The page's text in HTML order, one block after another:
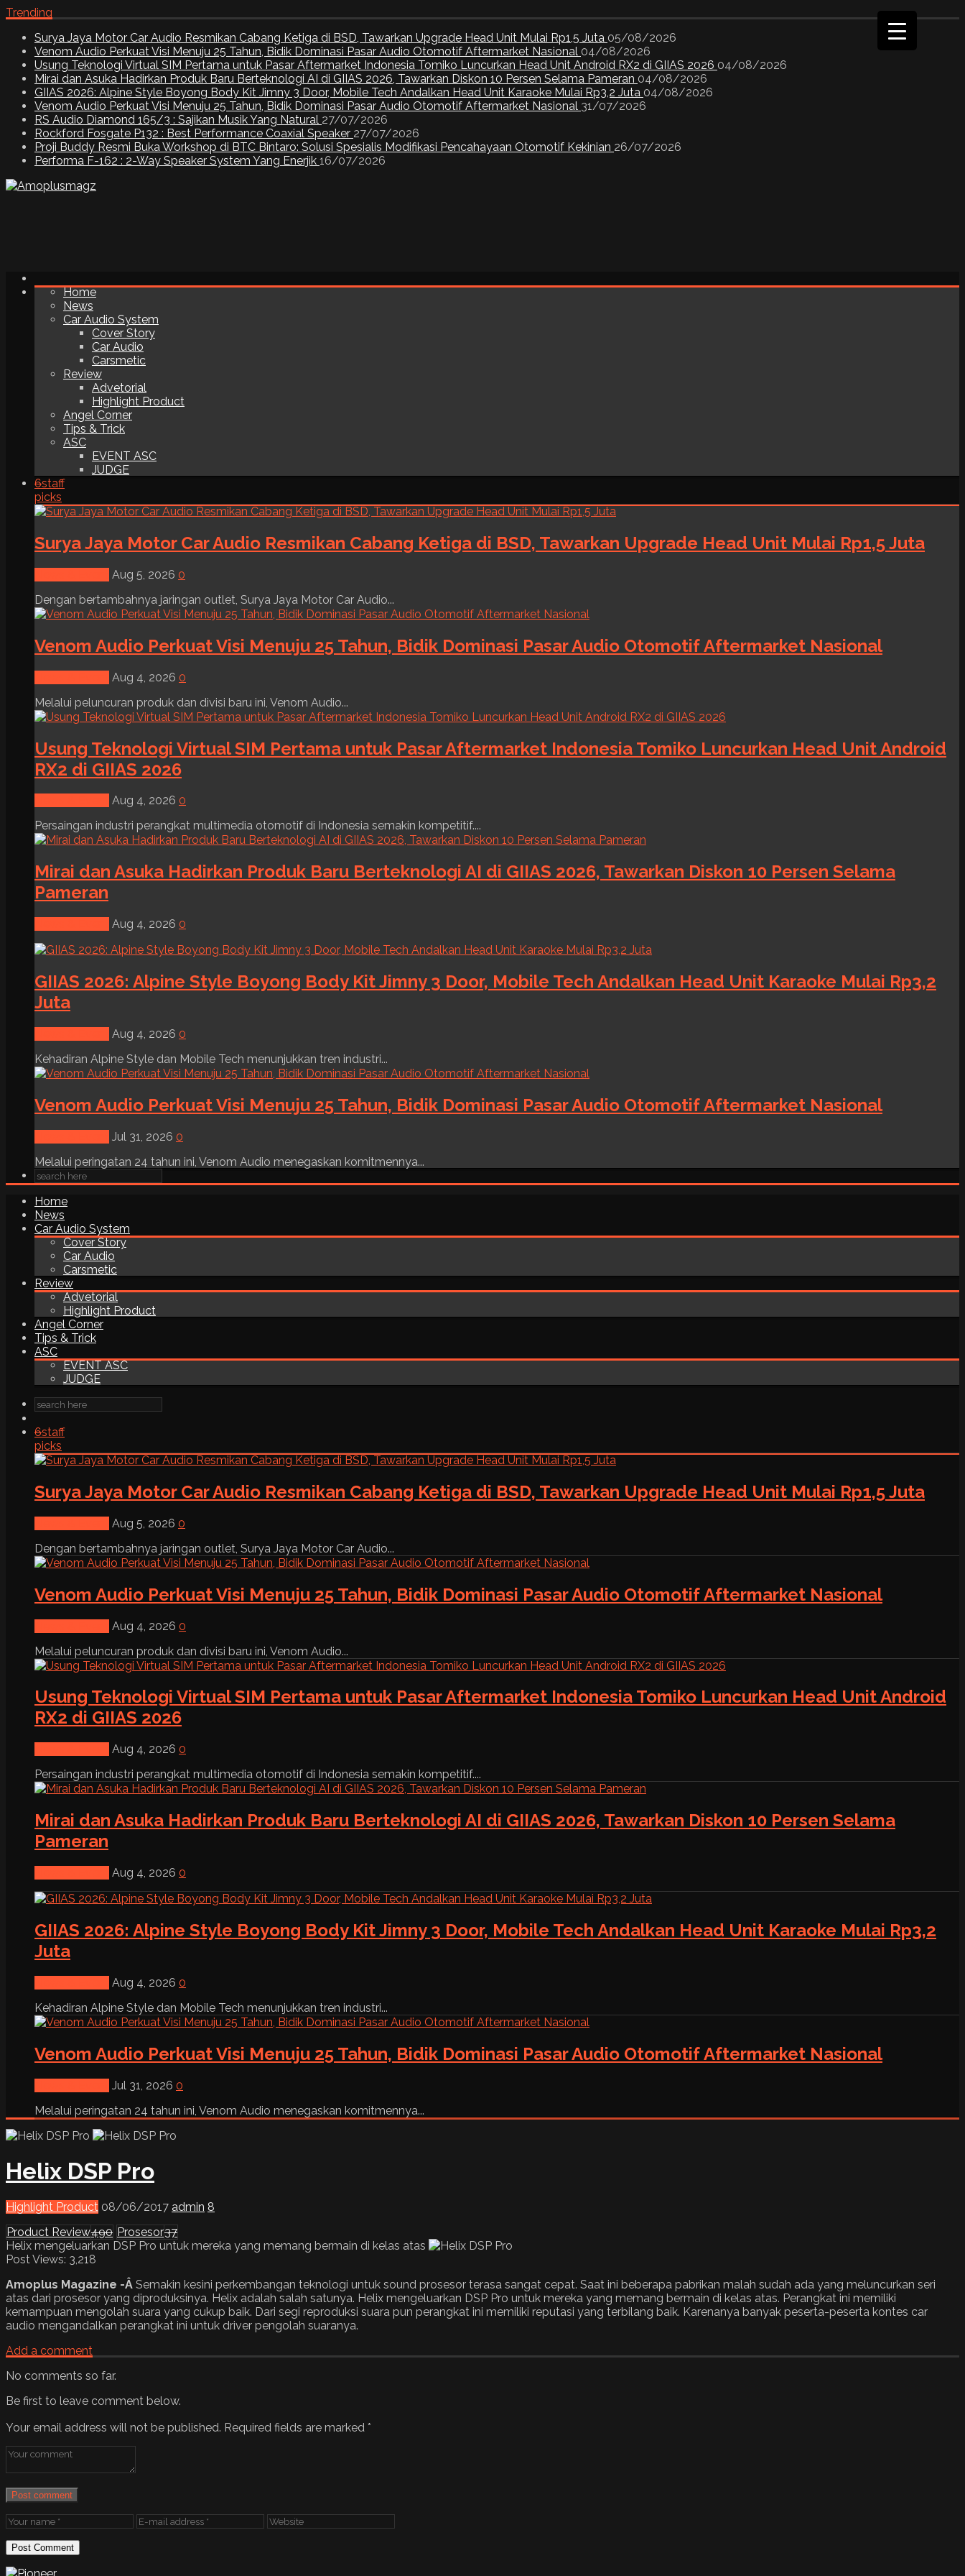
Trending
Surya Jaya Motor Car Audio Resmikan Cabang Ketiga di BSD, Tawarkan Upgrade Head Unit Mulai Rp1,5 Juta 05/08/2026
Venom Audio Perkuat Visi Menuju 25 Tahun, Bidik Dominasi Pasar Audio Otomotif Aftermarket Nasional 04/08/2026
Usung Teknologi Virtual SIM Pertama untuk Pasar Aftermarket Indonesia Tomiko Luncurkan Head Unit Android RX2 di GIIAS 2026 04/08/2026
Mirai dan Asuka Hadirkan Produk Baru Berteknologi AI di GIIAS 2026, Tawarkan Diskon 10 Persen Selama Pameran 04/08/2026
GIIAS 2026: Alpine Style Boyong Body Kit Jimny 3 Door, Mobile Tech Andalkan Head Unit Karaoke Mulai Rp3,2 Juta 04/08/2026
Venom Audio Perkuat Visi Menuju 25 Tahun, Bidik Dominasi Pasar Audio Otomotif Aftermarket Nasional 31/07/2026
RS Audio Diamond 165/3 : Sajikan Musik Yang Natural 27/07/2026
Rockford Fosgate P132 : Best Performance Coaxial Speaker 27/07/2026
Proji Buddy Resmi Buka Workshop di BTC Bintaro: Solusi Spesialis Modifikasi Pencahayaan Otomotif Kekinian 26/07/2026
Performa F-162 : 2-Way Speaker System Yang Enerjik 16/07/2026
Home
News
Car Audio System
Cover Story
Car Audio
Carsmetic
Review
Advetorial
Highlight Product
Angel Corner
Tips & Trick
ASC
EVENT ASC
JUDGE
6staff
picks
Surya Jaya Motor Car Audio Resmikan Cabang Ketiga di BSD, Tawarkan Upgrade Head Unit Mulai Rp1,5 Juta
Aug 5, 2026 0
Dengan bertambahnya jaringan outlet, Surya Jaya Motor Car Audio...
Venom Audio Perkuat Visi Menuju 25 Tahun, Bidik Dominasi Pasar Audio Otomotif Aftermarket Nasional
Aug 4, 2026 0
Melalui peluncuran produk dan divisi baru ini, Venom Audio...
Usung Teknologi Virtual SIM Pertama untuk Pasar Aftermarket Indonesia Tomiko Luncurkan Head Unit Android
RX2 di GIIAS 2026
Aug 4, 2026 0
Persaingan industri perangkat multimedia otomotif di Indonesia semakin kompetitif....
Mirai dan Asuka Hadirkan Produk Baru Berteknologi AI di GIIAS 2026, Tawarkan Diskon 10 Persen Selama
Pameran
Aug 4, 2026 0
GIIAS 2026: Alpine Style Boyong Body Kit Jimny 3 Door, Mobile Tech Andalkan Head Unit Karaoke Mulai Rp3,2
Juta
Aug 4, 2026 0
Kehadiran Alpine Style dan Mobile Tech menunjukkan tren industri...
Venom Audio Perkuat Visi Menuju 25 Tahun, Bidik Dominasi Pasar Audio Otomotif Aftermarket Nasional
Jul 31, 2026 0
Melalui peringatan 24 tahun ini, Venom Audio menegaskan komitmennya...
Home
News
Car Audio System
Cover Story
Car Audio
Carsmetic
Review
Advetorial
Highlight Product
Angel Corner
Tips & Trick
ASC
EVENT ASC
JUDGE
6staff
picks
Surya Jaya Motor Car Audio Resmikan Cabang Ketiga di BSD, Tawarkan Upgrade Head Unit Mulai Rp1,5 Juta
Aug 5, 2026 0
Dengan bertambahnya jaringan outlet, Surya Jaya Motor Car Audio...
Venom Audio Perkuat Visi Menuju 25 Tahun, Bidik Dominasi Pasar Audio Otomotif Aftermarket Nasional
Aug 4, 2026 0
Melalui peluncuran produk dan divisi baru ini, Venom Audio...
Usung Teknologi Virtual SIM Pertama untuk Pasar Aftermarket Indonesia Tomiko Luncurkan Head Unit Android
RX2 di GIIAS 2026
Aug 4, 2026 0
Persaingan industri perangkat multimedia otomotif di Indonesia semakin kompetitif....
Mirai dan Asuka Hadirkan Produk Baru Berteknologi AI di GIIAS 2026, Tawarkan Diskon 10 Persen Selama
Pameran
Aug 4, 2026 0
GIIAS 2026: Alpine Style Boyong Body Kit Jimny 3 Door, Mobile Tech Andalkan Head Unit Karaoke Mulai Rp3,2
Juta
Aug 4, 2026 0
Kehadiran Alpine Style dan Mobile Tech menunjukkan tren industri...
Venom Audio Perkuat Visi Menuju 25 Tahun, Bidik Dominasi Pasar Audio Otomotif Aftermarket Nasional
Jul 31, 2026 0
Melalui peringatan 24 tahun ini, Venom Audio menegaskan komitmennya...
Helix DSP Pro
Highlight Product 08/06/2017 admin 8
Product Review490 Prosesor37
Helix mengeluarkan DSP Pro untuk mereka yang memang bermain di kelas atas
Post Views: 3,218
Amoplus Magazine -Â Semakin kesini perkembangan teknologi untuk sound prosesor terasa sangat cepat. Saat ini beberapa pabrikan malah sudah ada yang meluncurkan seri
atas dari prosesor yang diproduksinya. Helix adalah salah satunya. Helix mengeluarkan DSP Pro untuk mereka yang memang bermain di kelas atas. Perangkat ini memiliki
kemampuan mengolah suara yang cukup baik. Dari segi reproduksi suara pun perangkat ini memiliki reputasi yang terbilang baik. Karenanya banyak peserta-peserta kontes car
audio mengandalkan perangkat ini untuk driver pengolah suaranya.
Add a comment
No comments so far.
Be first to leave comment below.
Your email address will not be published. Required fields are marked *
Post comment